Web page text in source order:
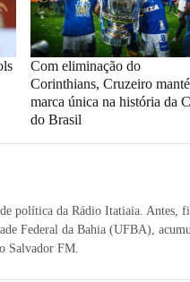
Com eliminação do
Corinthians, Cruzeiro
marca única na história da
do Brasil
política da Rádio Itatiaia. Antes,
Federal da Bahia (UFBA),
Salvador FM.